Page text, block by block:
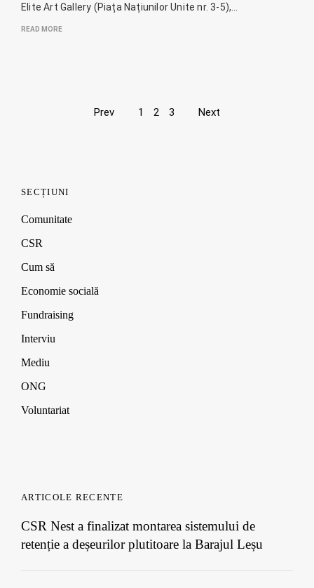
Elite Art Gallery (Piața Națiunilor Unite nr. 3-5),…
READ MORE
Prev 1 2 3 Next
SECȚIUNI
Comunitate
CSR
Cum să
Economie socială
Fundraising
Interviu
Mediu
ONG
Voluntariat
ARTICOLE RECENTE
CSR Nest a finalizat montarea sistemului de
retenție a deșeurilor plutitoare la Barajul Leșu